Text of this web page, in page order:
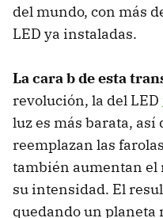
del mundo, con más
LED ya instaladas.
La cara b de esta
revolución, la del LED
luz es más barata, así
reemplazan las
también aumentan el
su intensidad. El
quedando un planeta